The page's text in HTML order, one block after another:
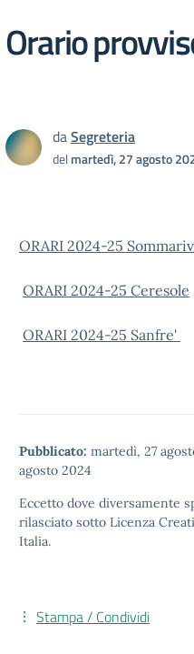
Orario
daSegreteria
delmartedì, 27 agosto
ORARI 2024-25
ORARI 2024-25 Ceresole
ORARI 2024-25 Sanfre'
Pubblicato: martedì, 27
agosto 2024
Eccetto dove diversamente
rilasciato sotto Licenza
Italia.
Stampa / Condividi